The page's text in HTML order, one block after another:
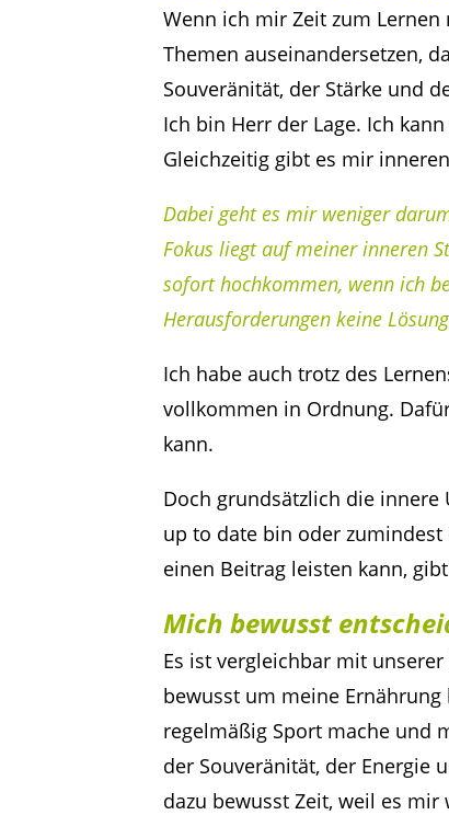
Wenn ich mir Zeit zum
Themen auseinandersetzen,
Souveränität, der Stärke und
Ich bin Herr der Lage. Ich
Gleichzeitig gibt es mir
Dabei geht es mir weniger
Fokus liegt auf meiner inneren
sofort hochkommen, wenn ich
Herausforderungen keine
Ich habe auch trotz des
vollkommen in Ordnung.
kann.
Doch grundsätzlich die innere
up to date bin oder
einen Beitrag leisten kann,
Mich bewusst
Es ist vergleichbar mit
bewusst um meine
regelmäßig Sport mache und
der Souveränität, der Energie
dazu bewusst Zeit, weil es mir